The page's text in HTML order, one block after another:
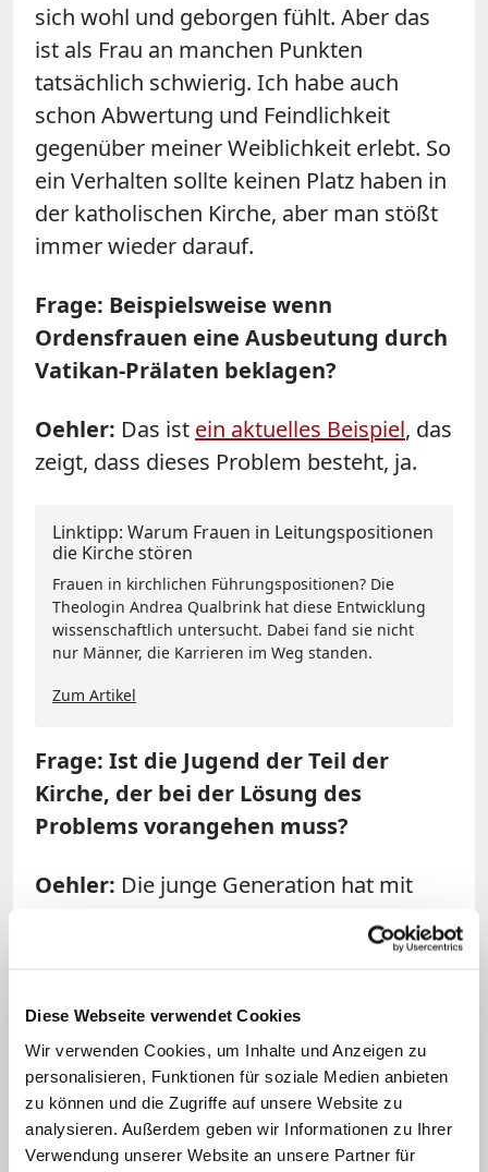
Diese Webseite verwendet Cookies
Wir verwenden Cookies, um Inhalte und Anzeigen zu
personalisieren, Funktionen für soziale Medien anbieten
zu können und die Zugriffe auf unsere Website zu
analysieren. Außerdem geben wir Informationen zu Ihrer
Verwendung unserer Website an unsere Partner für
sich wohl und geborgen fühlt. Aber das
ist als Frau an manchen Punkten
tatsächlich schwierig. Ich habe auch
schon Abwertung und Feindlichkeit
gegenüber meiner Weiblichkeit erlebt. So
ein Verhalten sollte keinen Platz haben in
der katholischen Kirche, aber man stößt
immer wieder darauf.
Frage: Beispielsweise wenn
Ordensfrauen eine Ausbeutung durch
Vatikan-Prälaten beklagen?
Oehler: Das ist ein aktuelles Beispiel, das
zeigt, dass dieses Problem besteht, ja.
Linktipp: Warum Frauen in Leitungspositionen
die Kirche stören
Frauen in kirchlichen Führungspositionen? Die
Theologin Andrea Qualbrink hat diese Entwicklung
wissenschaftlich untersucht. Dabei fand sie nicht
nur Männer, die Karrieren im Weg standen.
Zum Artikel
Frage: Ist die Jugend der Teil der
Kirche, der bei der Lösung des
Problems vorangehen muss?
Oehler: Die junge Generation hat mit
den Geschlechtern. Gleichzeitig ist das
Thema mit Blick auf die Jugend auch
besonders dringend. Viele junge Frauen
distanzieren sich ja gerade wegen dieser
Probleme überhaupt erst von der Kirche.